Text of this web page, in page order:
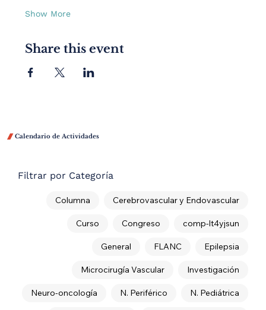
Filtrar por Categoría
Cerebrovascular y Endovascular
Columna
comp-lt4yjsun
Congreso
Curso
Epilepsia
FLANC
General
Investigación
Microcirugía Vascular
N. Pediátrica
N. Periférico
Neuro-oncología
 Calendario de Actividades
Show More
Share this event